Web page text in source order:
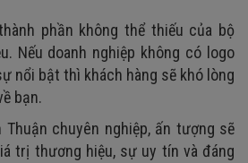
phần không thể thiếu của bộ
Nếu doanh nghiệp không có logo
nổi bật thì khách hàng sẽ khó lòng
bạn.
chuyên nghiệp, ấn tượng sẽ
trị thương hiệu, sự uy tín và đáng